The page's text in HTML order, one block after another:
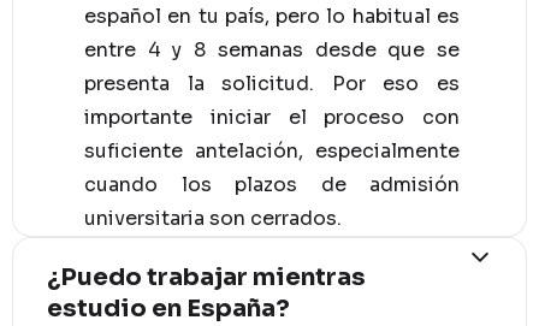
español en tu país, pero lo habitual es
entre 4 y 8 semanas desde que se
presenta la solicitud. Por eso es
importante iniciar el proceso con
suficiente antelación, especialmente
cuando los plazos de admisión
universitaria son cerrados.
¿Puedo trabajar mientras
estudio en España?